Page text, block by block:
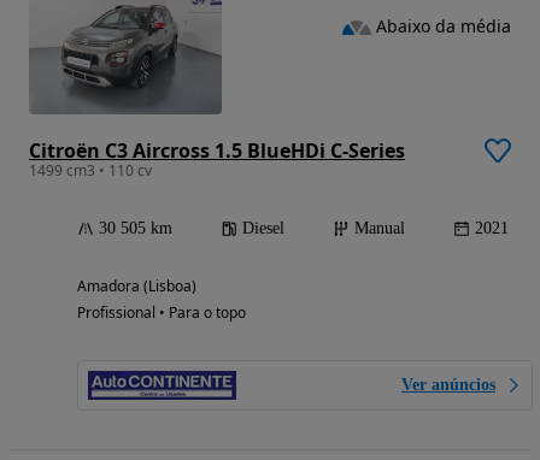
Citroën C3 Aircross 1.5 BlueHDi C-Series
1499 cm3 • 110 cv
30 505 km Diesel Manual 2021
Amadora (Lisboa)
Profissional • Para o topo
Ver anúncios
Abaixo da média